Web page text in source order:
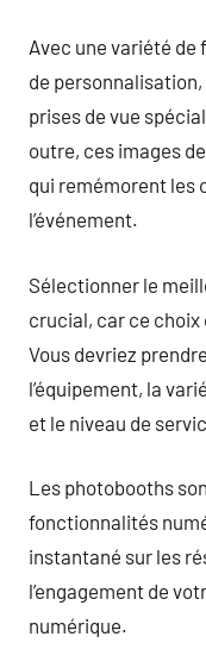
Avec une variété de
de
prises de vue
outre, ces images
qui remémorent les
l’événement.
Sélectionner le
crucial, car ce choix
Vous devriez
l’équipement, la
et le niveau de
Les photobooths
fonctionnalités
instantané sur les
l’engagement de
numérique.